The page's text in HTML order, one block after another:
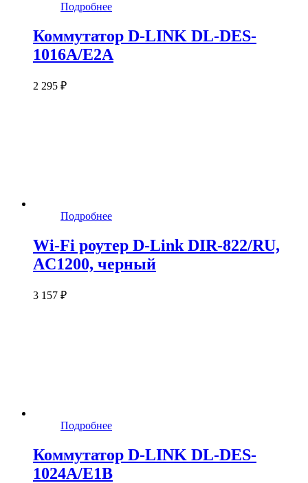
Подробнее
Коммутатор D-LINK DL-DES-
1016A/E2A
2 295 ₽
Подробнее
Wi-Fi роутер D-Link DIR-822/RU,
AC1200, черный
3 157 ₽
Подробнее
Коммутатор D-LINK DL-DES-
1024A/E1B